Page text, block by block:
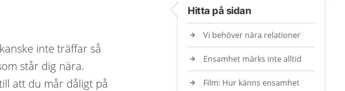
inte träffar så
står dig nära.
att du mår dåligt på
Hitta på sidan
Vi behöver nära relationer
Ensamhet märks inte alltid
Film: Hur känns ensamhet